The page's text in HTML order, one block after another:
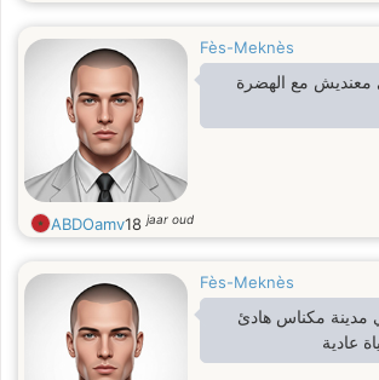
Fès-Meknès
مع الهضرة
ABDOamv18jaar oud
Fès-Meknès
مكناس هادئ
عادية